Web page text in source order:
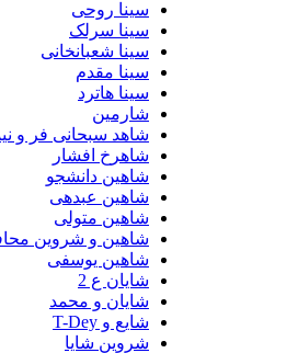
سینا روحی
سینا سرلک
سینا شعبانخانی
سینا مقدم
سینا هاترد
شارمین
شاهد سبحانی فر و نیما تاری
شاهرخ افشار
شاهین دانشجو
شاهین عبدهی
شاهین متولی
شاهین و شروین محافظت کار
شاهین یوسفی
شایان ع 2
شایان و محمد
شایع و T-Dey
شروین شایا